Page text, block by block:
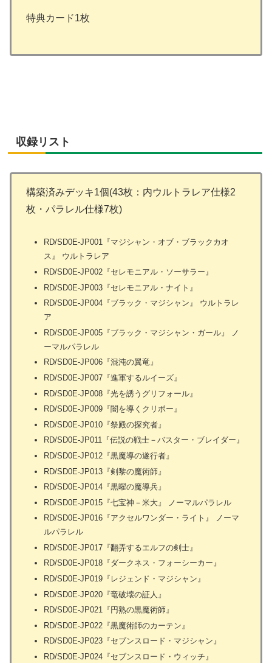
特典カード1枚
収録リスト
構築済みデッキ1個(43枚：内ウルトラレア仕様2
枚・パラレル仕様7枚)
RD/SD0E-JP001『マジシャン・オブ・ブラックカオ
ス』 ウルトラレア
RD/SD0E-JP002『セレモニアル・ソーサラー』
RD/SD0E-JP003『セレモニアル・ナイト』
RD/SD0E-JP004『ブラック・マジシャン』 ウルトラレ
ア
RD/SD0E-JP005『ブラック・マジシャン・ガール』 ノ
ーマルパラレル
RD/SD0E-JP006『混沌の翼竜』
RD/SD0E-JP007『進軍するルイーズ』
RD/SD0E-JP008『光を誘うグリフォール』
RD/SD0E-JP009『闇を導くクリボー』
RD/SD0E-JP010『祭殿の探究者』
RD/SD0E-JP011『伝説の戦士－バスター・ブレイダー』
RD/SD0E-JP012『黒魔導の遂行者』
RD/SD0E-JP013『剣黎の魔術師』
RD/SD0E-JP014『黒曜の魔導兵』
RD/SD0E-JP015『七宝神－米大』 ノーマルパラレル
RD/SD0E-JP016『アクセルワンダー・ライト』 ノーマ
ルパラレル
RD/SD0E-JP017『翻弄するエルフの剣士』
RD/SD0E-JP018『ダークネス・フォーシーカー』
RD/SD0E-JP019『レジェンド・マジシャン』
RD/SD0E-JP020『竜破壊の証人』
RD/SD0E-JP021『円熟の黒魔術師』
RD/SD0E-JP022『黒魔術師のカーテン』
RD/SD0E-JP023『セブンスロード・マジシャン』
RD/SD0E-JP024『セブンスロード・ウィッチ』